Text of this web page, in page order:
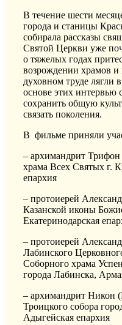
В течение шести
города и станицы
собирала рассказы
Святой Церкви уже
о тяжелых годах
возрождении храмов
духовном труде лягли
основе этих интервью
сохранить общую
связать поколения.
В фильме приняли
– архимандрит Трифон
храма Всех Святых г.
епархия
– протоиерей
Казанской иконы
Екатеринодарская
– протоиерей
Лабинского
Соборного храма
города Лабинска,
– архимандрит Никон
Троицкого собора
Адыгейская епархия